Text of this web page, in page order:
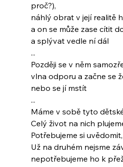
proč?),
náhlý obrat v její realitě
a on se může zase cítit
a splývat vedle ní dál
...
Později se v něm
vlna odporu a začne se
nebo se jí mstít
...
Máme v sobě tyto
Celý život na nich
Potřebujeme si
Už na druhém nejsme
nepotřebujeme ho k